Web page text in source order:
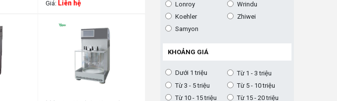
Giá: Liên hệ
Lonroy
Wrindu
Koehler
Zhiwei
Samyon
KHOẢNG GIÁ
Dưới 1 triệu
Từ 1 - 3 triệu
Từ 3 - 5 triệu
Từ 5 - 10 triệu
Từ 10 - 15 triệu
Từ 15 - 20 triệu